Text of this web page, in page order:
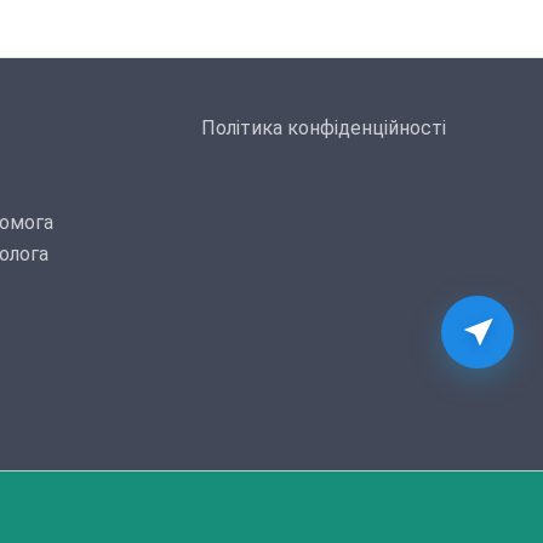
Політика конфіденційності